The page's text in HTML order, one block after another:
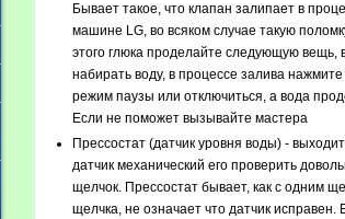
Бывает такое, что клапан залипает в
машине LG, во всяком случае такую
этого глюка проделайте следующую вещь,
набирать воду, в процессе залива
режим паузы или отключиться, а вода
Если не поможет вызывайте мастера
Прессостат (датчик уровня воды) -
датчик механический его проверить
щелчок. Прессостат бывает, как с одним
щелчка, не означает что датчик исправен.